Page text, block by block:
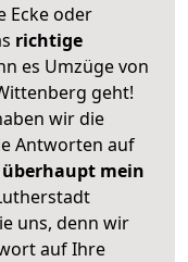
Ecke oder
richtige
es Umzüge von
geht!
wir die
Antworten auf
mein
uns, denn wir
auf Ihre